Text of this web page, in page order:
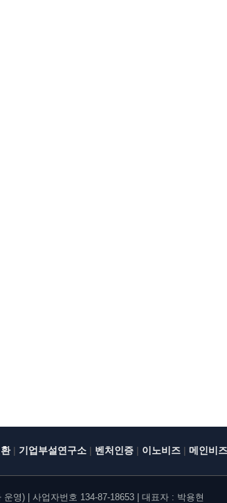
| 기업부설연구소 | 벤처인증 | 이노비즈 | 메인비즈
영) | 사업자번호 134-87-18653 | 대표자 : 박용현